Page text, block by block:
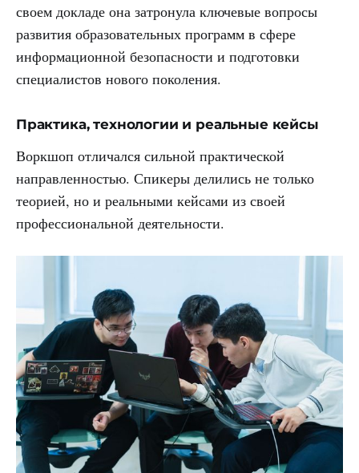
своем докладе она затронула ключевые вопросы
развития образовательных программ в сфере
информационной безопасности и подготовки
специалистов нового поколения.
Практика, технологии и реальные кейсы
Воркшоп отличался сильной практической
направленностью. Спикеры делились не только
теорией, но и реальными кейсами из своей
профессиональной деятельности.